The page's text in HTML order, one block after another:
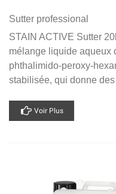
Sutter professional
STAIN ACTIVE Sutter
mélange liquide aqueux
phthalimido-peroxy-
stabilisée, qui donne
Voir Plus